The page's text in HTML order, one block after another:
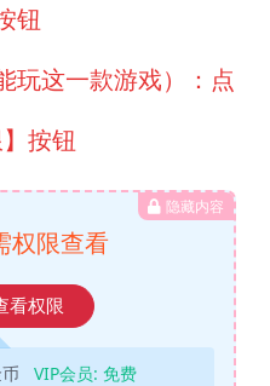
钮
玩这一款游戏）：点
按钮
隐藏内容
权限查看
看权限
VIP会员: 免费